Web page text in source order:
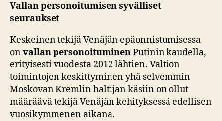
Vallan personoitumisen syvälliset
seuraukset
Keskeinen tekijä Venäjän epäonnistumisessa
onvallan personoituminenPutinin kaudella,
erityisesti vuodesta 2012 lähtien. Valtion
toimintojen keskittyminen yhä selvemmin
Moskovan Kremlin haltijan käsiin on ollut
määräävä tekijä Venäjän kehityksessä edellisen
vuosikymmenen aikana.